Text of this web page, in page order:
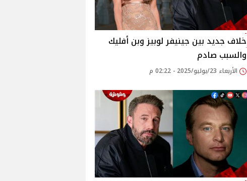
خلاف جديد بين جينيفر لوبيز وبن أفليك
والسبب صادم
الأربعاء 23/يوليو/2025 - 02:22 م